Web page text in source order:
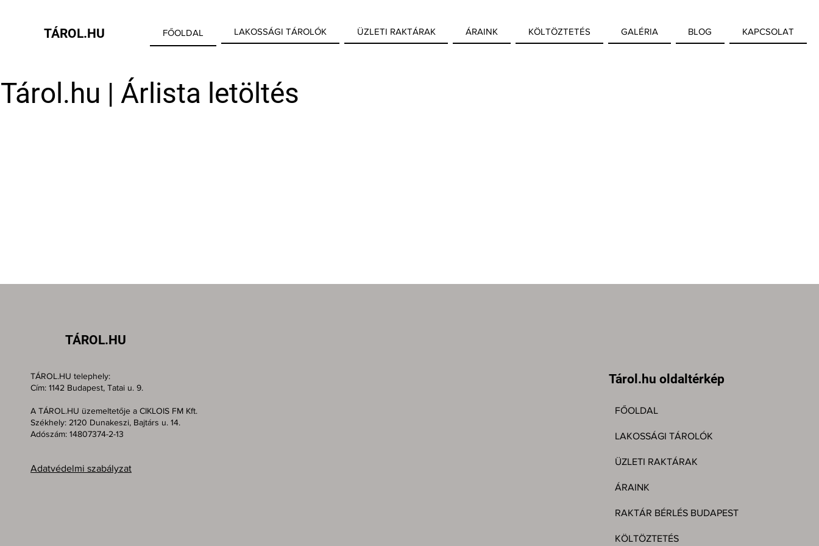
FŐOLDAL LAKOSSÁGI TÁROLÓK ÜZLETI RAKTÁRAK ÁRAINK KÖLTÖZTETÉS GALÉRIA BLOG KAPCSOLAT
TÁROL.HU
Tárol.hu | Árlista letöltés
Tárol.hu oldaltérkép
FŐOLDAL
LAKOSSÁGI TÁROLÓK
ÜZLETI RAKTÁRAK
ÁRAINK
RAKTÁR BÉRLÉS BUDAPEST
KÖLTÖZTETÉS
TÁROL.HU telephely:
Cím: 1142 Budapest, Tatai u. 9.
A TÁROL.HU üzemeltetője a CIKLOIS FM Kft.
Székhely: 2120 Dunakeszi, Bajtárs u. 14.
Adószám: 14807374-2-13
Adatvédelmi szabályzat
TÁROL.HU